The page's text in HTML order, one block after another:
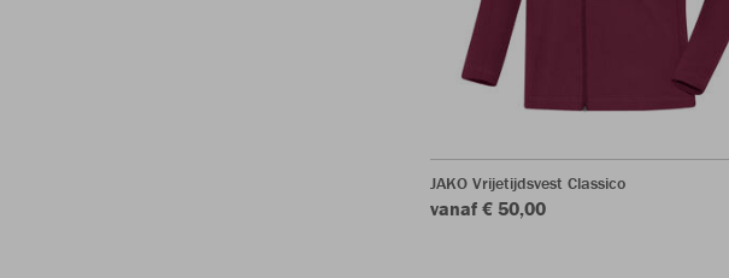
JAKO Vrijetijdsvest Classico
vanaf € 50,00